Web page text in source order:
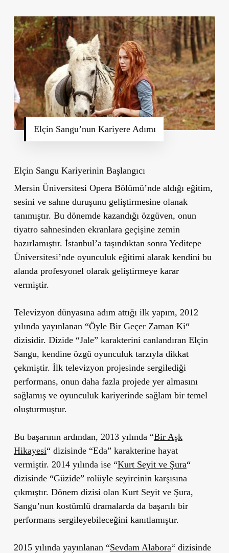
Elçin Sangu’nun Kariyere Adımı
Elçin Sangu Kariyerinin Başlangıcı
Mersin Üniversitesi Opera Bölümü’nde aldığı eğitim,
sesini ve sahne duruşunu geliştirmesine olanak
tanımıştır. Bu dönemde kazandığı özgüven, onun
tiyatro sahnesinden ekranlara geçişine zemin
hazırlamıştır. İstanbul’a taşındıktan sonra Yeditepe
Üniversitesi’nde oyunculuk eğitimi alarak kendini bu
alanda profesyonel olarak geliştirmeye karar
vermiştir.
Televizyon dünyasına adım attığı ilk yapım, 2012
yılında yayınlanan “Öyle Bir Geçer Zaman Ki“
dizisidir. Dizide “Jale” karakterini canlandıran Elçin
Sangu, kendine özgü oyunculuk tarzıyla dikkat
çekmiştir. İlk televizyon projesinde sergilediği
performans, onun daha fazla projede yer almasını
sağlamış ve oyunculuk kariyerinde sağlam bir temel
oluşturmuştur.
Bu başarının ardından, 2013 yılında “Bir Aşk
Hikayesi“dizisinde “Eda” karakterine hayat
vermiştir. 2014 yılında ise “Kurt Seyit ve Şura“
dizisinde “Güzide” rolüyle seyircinin karşısına
çıkmıştır. Dönem dizisi olan Kurt Seyit ve Şura,
Sangu’nun kostümlü dramalarda da başarılı bir
performans sergileyebileceğini kanıtlamıştır.
2015 yılında yayınlanan “Sevdam Alabora“dizisinde